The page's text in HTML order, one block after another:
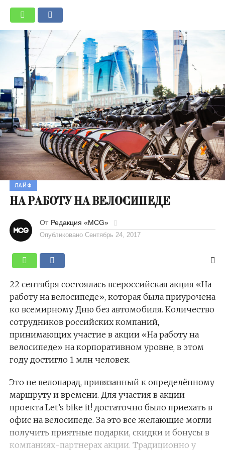
ЛАЙФ
НА РАБОТУ НА ВЕЛОСИПЕДЕ
От Редакция «MCG»
Опубликовано Сентябрь 24, 2017
22 сентября состоялась всероссийская акция «На
работу на велосипеде», которая была приурочена
ко всемирному Дню без автомобиля. Количество
сотрудников российских компаний,
принимающих участие в акции «На работу на
велосипеде» на корпоративном уровне, в этом
году достигло 1 млн человек.
Это не велопарад, привязанный к определённому
маршруту и времени. Для участия в акции
проекта Let’s bike it!достаточно было приехать в
офис на велосипеде. За это все желающие могли
получить приятные подарки, скидки и бонусы в
компаниях-партнерах акции. Традиционно у